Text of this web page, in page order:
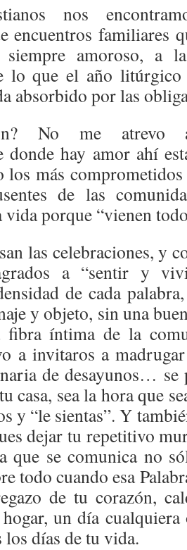
nos
encuentros familiares
amoroso, a
lo que el año litúrgico
absorbido por las
No me atrevo
donde hay amor ahí
los más
de las
vida porque “vienen
las celebraciones, y
a “sentir y
de cada
y objeto, sin una
fibra íntima de la
a invitaros a
de desayunos… se
casa, sea la hora que
y “le sientas”. Y
dejar tu repetitivo
que se comunica no
todo cuando esa
de tu corazón,
un día
días de tu vida.